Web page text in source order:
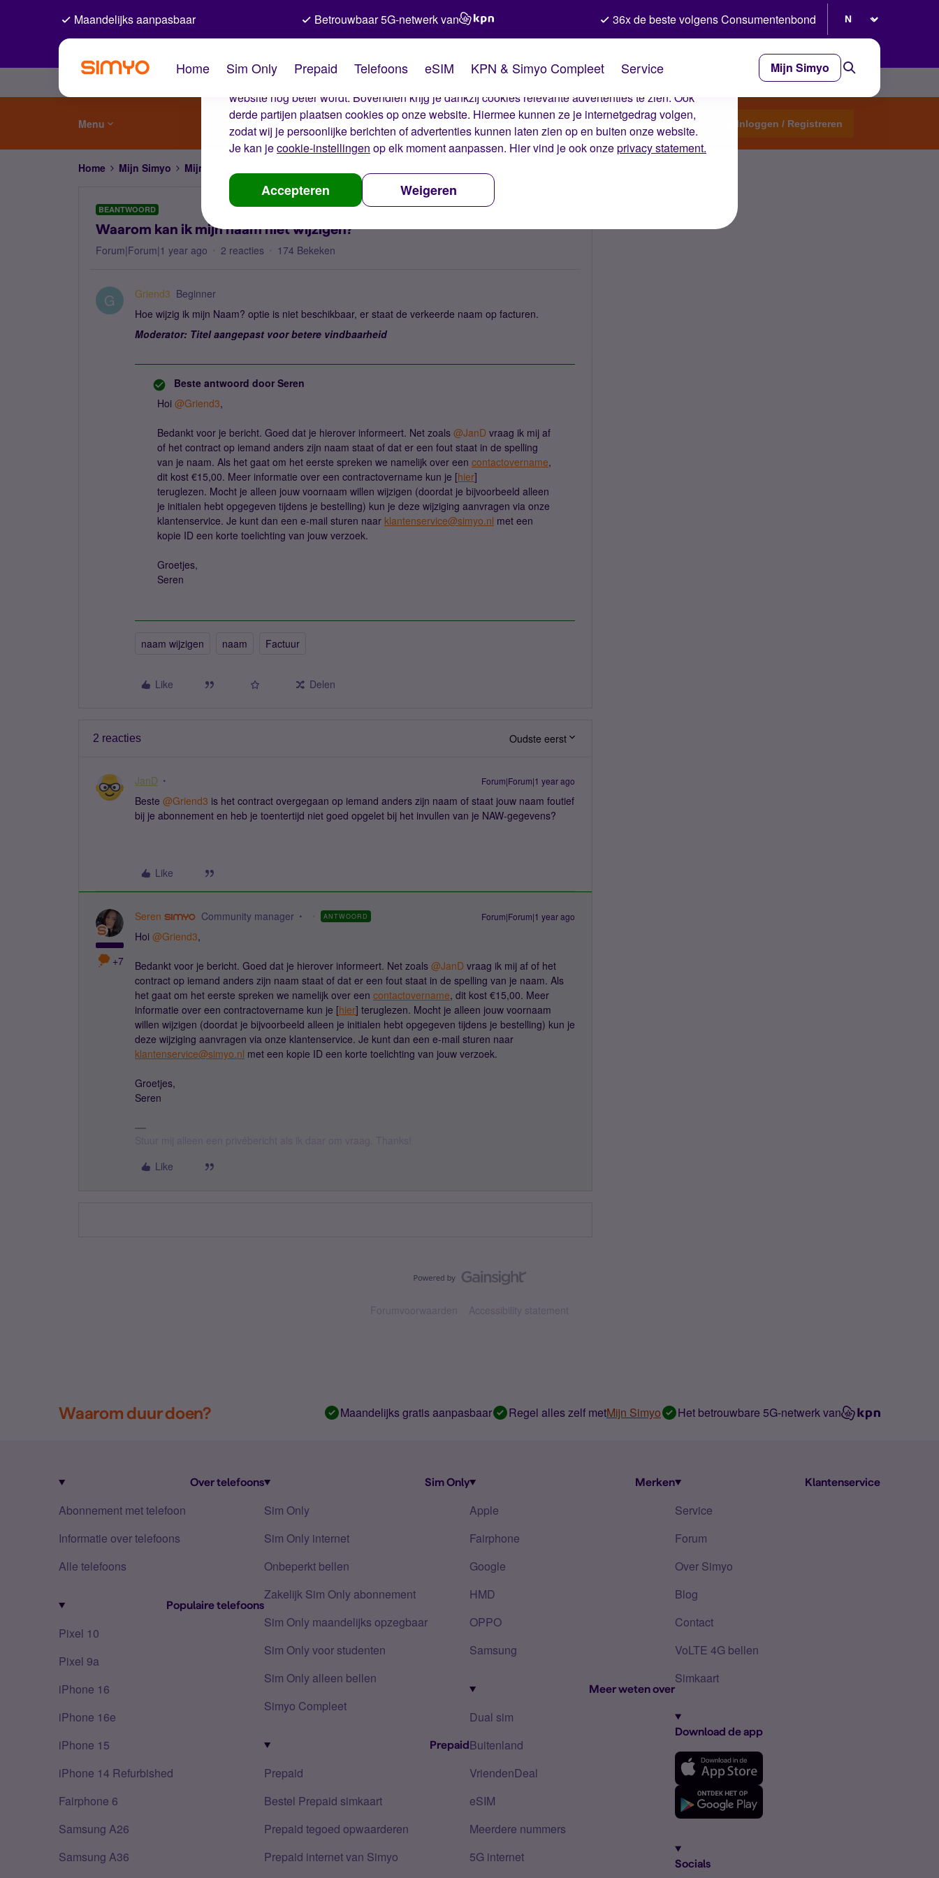
De cookies van Simyo
Wij gebruiken cookies op onze website. Met deze cookies zorgen wij ervoor dat je ervaring op de
website nog beter wordt. Bovendien krijg je dankzij cookies relevante advertenties te zien. Ook
derde partijen plaatsen cookies op onze website. Hiermee kunnen ze je internetgedrag volgen,
zodat wij je persoonlijke berichten of advertenties kunnen laten zien op en buiten onze website.
Je kan jecookie-instellingen op elk moment aanpassen. Hier vind je ook onzeprivacy statement.
Accepteren Weigeren
Maandelijks aanpasbaar Betrouwbaar 5G-netwerk van 36x de beste volgens Consumentenbond
Home Sim Only Prepaid Telefoons eSIM KPN & Simyo Compleet Service Mijn Simyo
Menu Start een topic Inloggen / Registreren
Home Mijn Simyo Mijn Simyo
BEANTWOORD
Waarom kan ik mijn naam niet wijzigen?
Forum|Forum|1 year ago 2 reacties 174 Bekeken
G Griend3 Beginner
Hoe wijzig ik mijn Naam? optie is niet beschikbaar, er staat de verkeerde naam op facturen.
Moderator: Titel aangepast voor betere vindbaarheid
Beste antwoord door Seren
Hoi ​ @Griend3,
Bedankt voor je bericht. Goed dat je hierover informeert. Net zoals ​ @JanD vraag ik mij af
of het contract op iemand anders zijn naam staat of dat er een fout staat in de spelling
van je naam. Als het gaat om het eerste spreken we namelijk over een contactovername,
dit kost €15,00. Meer informatie over een contractovername kun je [hier]
teruglezen. Mocht je alleen jouw voornaam willen wijzigen (doordat je bijvoorbeeld alleen
je initialen hebt opgegeven tijdens je bestelling) kun je deze wijziging aanvragen via onze
klantenservice. Je kunt dan een e-mail sturen naar klantenservice@simyo.nl met een
kopie ID een korte toelichting van jouw verzoek.
Groetjes,
Seren
naam wijzigen naam Factuur
Like Delen
2 reacties Oudste eerst
JanD Forum|Forum|1 year ago
Beste ​ @Griend3 is het contract overgegaan op iemand anders zijn naam of staat jouw naam foutief
bij je abonnement en heb je toentertijd niet goed opgelet bij het invullen van je NAW-gegevens?
Like
+7
Seren Community manager ANTWOORD Forum|Forum|1 year ago
Hoi ​ @Griend3,
Bedankt voor je bericht. Goed dat je hierover informeert. Net zoals ​ @JanD vraag ik mij af of het
contract op iemand anders zijn naam staat of dat er een fout staat in de spelling van je naam. Als
het gaat om het eerste spreken we namelijk over een contactovername, dit kost €15,00. Meer
informatie over een contractovername kun je [hier] teruglezen. Mocht je alleen jouw voornaam
willen wijzigen (doordat je bijvoorbeeld alleen je initialen hebt opgegeven tijdens je bestelling) kun je
deze wijziging aanvragen via onze klantenservice. Je kunt dan een e-mail sturen naar
klantenservice@simyo.nl met een kopie ID een korte toelichting van jouw verzoek.
Groetjes,
Seren
Like
Forumvoorwaarden Accessibility statement
Waarom duur doen? Maandelijks gratis aanpasbaar Regel alles zelf metMijn Simyo Het betrouwbare 5G-netwerk van
Over telefoons
Abonnement met telefoon
Informatie over telefoons
Alle telefoons
Populaire telefoons
Pixel 10
Pixel 9a
iPhone 16
iPhone 16e
iPhone 15
iPhone 14 Refurbished
Fairphone 6
Samsung A26
Samsung A36
Sim Only
Sim Only
Sim Only internet
Onbeperkt bellen
Zakelijk Sim Only abonnement
Sim Only maandelijks opzegbaar
Sim Only voor studenten
Sim Only alleen bellen
Simyo Compleet
Prepaid
Prepaid
Bestel Prepaid simkaart
Prepaid tegoed opwaarderen
Prepaid internet van Simyo
Merken
Apple
Fairphone
Google
HMD
OPPO
Samsung
Meer weten over
Dual sim
Buitenland
VriendenDeal
eSIM
Meerdere nummers
5G internet
Klantenservice
Service
Forum
Over Simyo
Blog
Contact
VoLTE 4G bellen
Simkaart
Download de app
Socials